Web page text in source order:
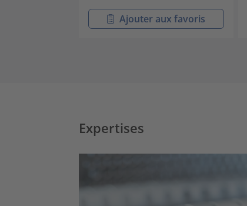
Ajouter aux favoris
Expertises